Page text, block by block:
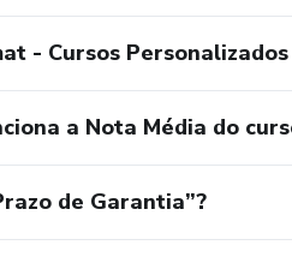
- Cursos
a Nota Média do
de Garantia”?